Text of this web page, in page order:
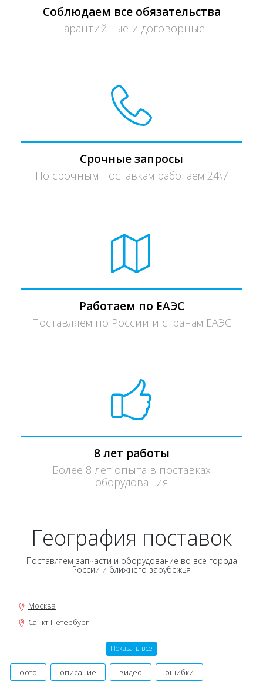
Соблюдаем все обязательства
Гарантийные и договорные
Срочные запросы
По срочным поставкам работаем 24\7
Работаем по ЕАЭС
Поставляем по России и странам ЕАЭС
8 лет работы
Более 8 лет опыта в поставках
оборудования
География поставок
Поставляем запчасти и оборудование во все города
России и ближнего зарубежья
Москва
Санкт-Петербург
Екатеринбург
Показать все
фото описание видео ошибки